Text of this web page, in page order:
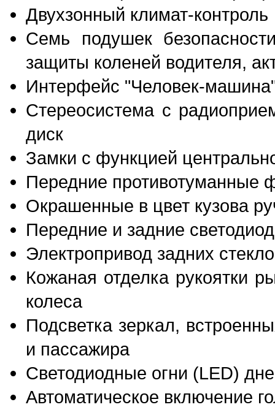
Двухзонный климат-контроль
Семь подушек
защиты коленей водителя,
Интерфейс "Человек-
Стереосистема с
диск
Замки с функцией
Передние противотуманные
Окрашенные в цвет кузова
Передние и задние
Электропривод задних
Кожаная отделка рукоятки
колеса
Подсветка зеркал,
и пассажира
Светодиодные огни (LED)
Автоматическое включение